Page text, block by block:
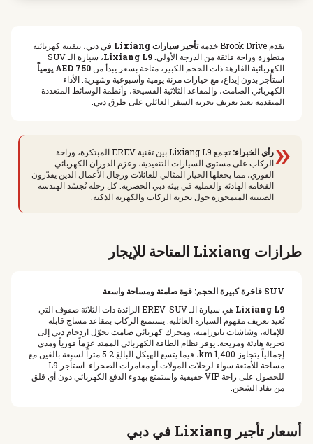
تقدم Brook Drive خدمة تأجير سيارات Lixiang
في دبي، بتقنية كهربائية
متطورة وراحة فائقة من الدرجة الأولى.Lixiang L9
، سيارة الـ SUV
الكهربائية الفارهة ذات الحجم الكبير، متاحة بسعر يبدأ من 750 AED يومياً
.
استأجر بدون إيداع، مع خيارات مرنة يومية وأسبوعية وشهرية. الأداء
الكهربائي الصامت، والمقاعد الثلاثية الفسيحة، وأنظمة الوسائط المتعددة
المتقدمة تعيد تعريف تجربة السفر العائلي على طرق دبي.
«رأي الخبراء:
تجمع Lixiang L9 بين تقنية EREV المبتكرة، وراحة
الركاب على مستوى السيارات التنفيذية، وعزم الدوران الكهربائي
الفوري، مما يجعلها الخيار المثالي للعائلات ورجال الأعمال الذين يقدّرون
الفخامة الهادئة والعملية في بيئة دبي الحضرية. كل رحلة تُجسّد الهندسة
الصينية المتمحورة حول تجربة الركاب والكهربة الذكية.
طرازات Lixiang المتاحة للإيجار
SUV فاخرة كبيرة الحجم: قوة صامتة ومساحة واسعة
Lixiang L9
هي سيارة الـ EREV-SUV الرائدة ذات الثلاثة صفوف التي
تُعيد تعريف مفهوم السيارة العائلية. يستمتع الركاب بمقاعد مساج قابلة
للإمالة، وشاشات بانورامية، ومحرك كهربائي صامت يحوّل ازدحام دبي إلى
تجربة هادئة ومريحة. يوفر نظام الطاقة الكهربائي الممتد عزماً فورياً ومدى
إجمالياً يتجاوز 1,400 km، فيما يتسع الهيكل البالغ 5.2 متراً لسبعة بالغين مع
مساحة للأمتعة سواء لرحلات المولات أو مغامرات الصحراء. استأجر L9
للحصول على راحة VIP حقيقية واستمتع بهدوء الدفع الكهربائي دون أي قلق
من نفاد الشحن.
أسعار تأجير Lixiang في دبي